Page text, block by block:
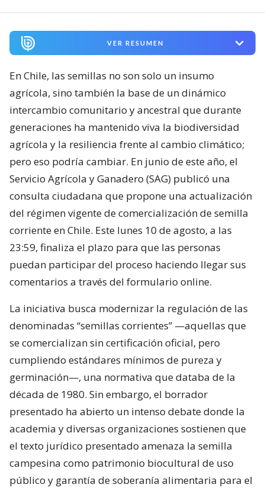
VER RESUMEN
En Chile, las semillas no son solo un insumo
agrícola, sino también la base de un dinámico
intercambio comunitario y ancestral que durante
generaciones ha mantenido viva la biodiversidad
agrícola y la resiliencia frente al cambio climático;
pero eso podría cambiar. En junio de este año, el
Servicio Agrícola y Ganadero (SAG) publicó una
consulta ciudadana que propone una actualización
del régimen vigente de comercialización de semilla
corriente en Chile. Este lunes 10 de agosto, a las
23:59, finaliza el plazo para que las personas
puedan participar del proceso haciendo llegar sus
comentarios a través del formulario online.
La iniciativa busca modernizar la regulación de las
denominadas “semillas corrientes” —aquellas que
se comercializan sin certificación oficial, pero
cumpliendo estándares mínimos de pureza y
germinación—, una normativa que databa de la
década de 1980. Sin embargo, el borrador
presentado ha abierto un intenso debate donde la
academia y diversas organizaciones sostienen que
el texto jurídico presentado amenaza la semilla
campesina como patrimonio biocultural de uso
público y garantía de soberanía alimentaria para el